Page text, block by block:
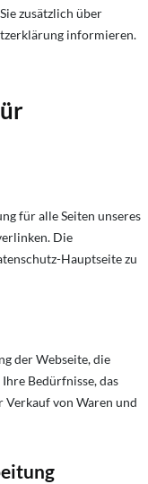
zusätzlich über
informieren.
für alle Seiten unseres
Die
Hauptseite zu
der Webseite, die
Bedürfnisse, das
Verkauf von Waren und